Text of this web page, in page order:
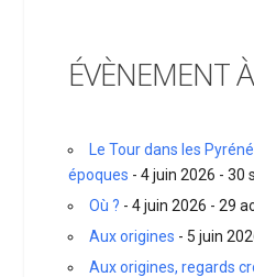
ÉVÈNEMENT
Le Tour dans les
époques - 4 juin 2026 - 30
Où ? - 4 juin 2026 - 29
Aux origines - 5 juin
Aux origines, regards